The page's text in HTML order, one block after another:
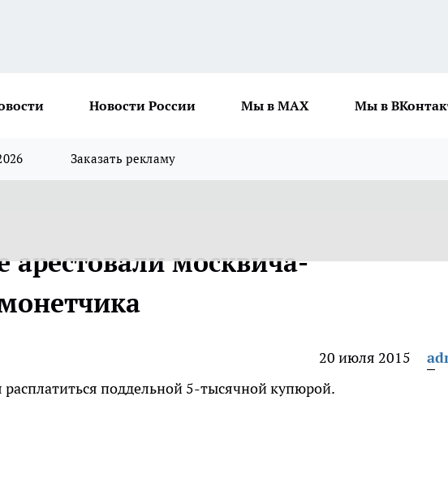
Новости России Мы в MAX Мы в
Заказать рекламу
арестовали москвича-
20 июля 2015
поддельной 5-тысячной купюрой.